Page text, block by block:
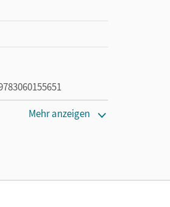
Mehr anzeigen